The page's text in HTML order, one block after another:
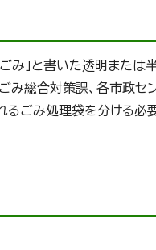
ごみ」と書いた透明また
み総合対策課、各市政セ
るごみ処理袋を分ける